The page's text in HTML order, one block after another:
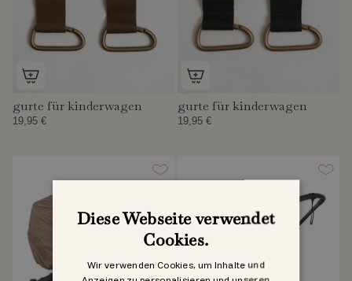
gurte für kinderwagen
19,95 €
gurte für kinderwagen
19,95 €
Diese Webseite verwendet
Cookies.
Wir verwenden Cookies, um Inhalte und